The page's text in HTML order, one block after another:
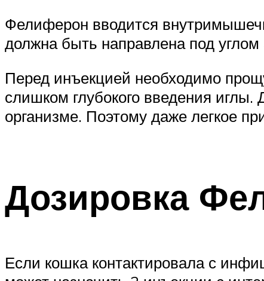
Фелиферон вводится
должна быть направлена под
Перед инъекцией необходимо
слишком глубокого введения
организме. Поэтому даже легкое
Дозировка
Если кошка контактировала с